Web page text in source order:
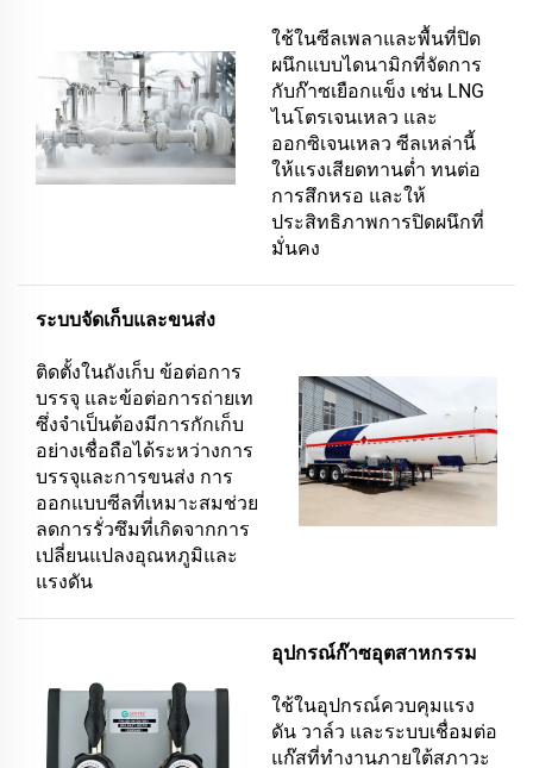
ใช้ในซีลเพลาและพื้นที่ปิด
ผนึกแบบไดนามิกที่จัดการ
กับก๊าซเยือกแข็ง เช่น LNG
ไนโตรเจนเหลว และ
ออกซิเจนเหลว ซีลเหล่านี้
ให้แรงเสียดทานต่ำ ทนต่อ
การสึกหรอ และให้
ประสิทธิภาพการปิดผนึกที่
มั่นคง
ระบบจัดเก็บและขนส่ง
ติดตั้งในถังเก็บ ข้อต่อการ
บรรจุ และข้อต่อการถ่ายเท
ซึ่งจำเป็นต้องมีการกักเก็บ
อย่างเชื่อถือได้ระหว่างการ
บรรจุและการขนส่ง การ
ออกแบบซีลที่เหมาะสมช่วย
ลดการรั่วซึมที่เกิดจากการ
เปลี่ยนแปลงอุณหภูมิและ
แรงดัน
อุปกรณ์ก๊าซอุตสาหกรรม
ใช้ในอุปกรณ์ควบคุมแรง
ดัน วาล์ว และระบบเชื่อมต่อ
แก๊สที่ทำงานภายใต้สภาวะ